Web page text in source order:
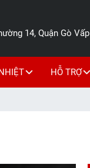
14, Quận Gò Vấp
HỖ TRỢ